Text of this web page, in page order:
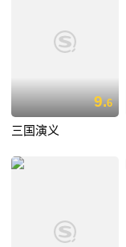
9.6
三国演义